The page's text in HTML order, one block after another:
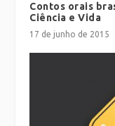
Contos orais
Ciência e Vida
17 de junho de 2015